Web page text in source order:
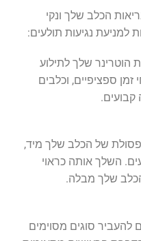
הכלב שלך ונקי
למניעת נגיעות תולעים:
שלך לתילוע
ספציפיים, וכלבים
קבועים.
של הכלב שלך מיד,
השלך אותה כראוי
שלך מבלה.
להעביר סוגים מסוימים